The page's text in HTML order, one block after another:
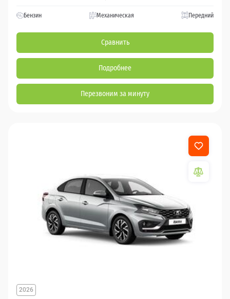
Бензин Механическая Передний
Сравнить
Подробнее
Перезвоним за минуту
2026